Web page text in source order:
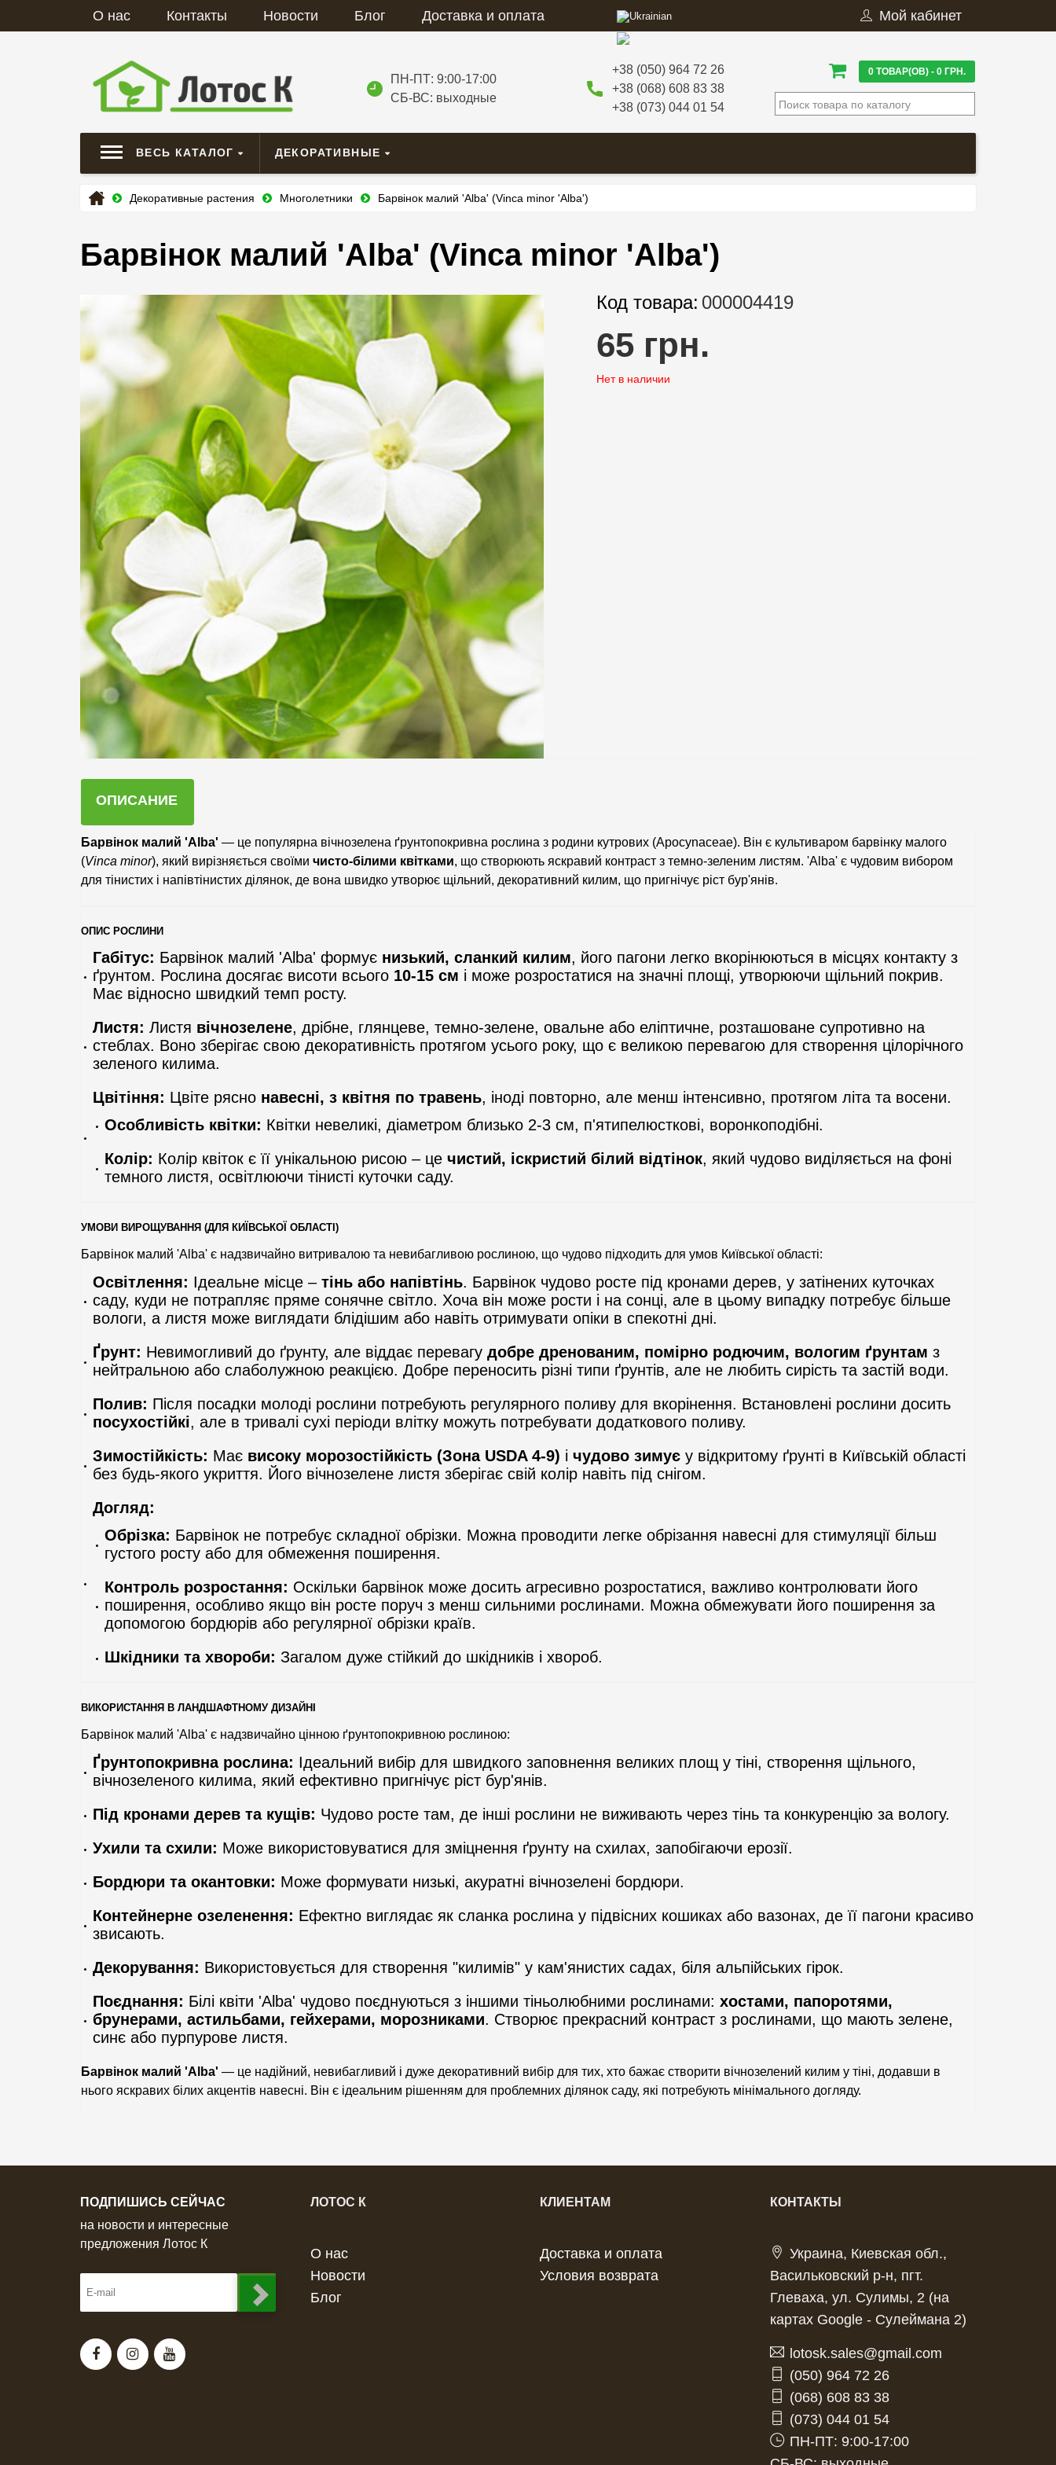
О нас Контакты Новости Блог Доставка и оплата Мой кабинет
ПН-ПТ: 9:00-17:00
СБ-ВС: выходные
+38 (050) 964 72 26
+38 (068) 608 83 38
+38 (073) 044 01 54
0 ТОВАР(ОВ) - 0 ГРН.
ВЕСЬ КАТАЛОГ ДЕКОРАТИВНЫЕ
Декоративные растения Многолетники Барвінок малий 'Alba' (Vinca minor 'Alba')
Барвінок малий 'Alba' (Vinca minor 'Alba')
Код товара: 000004419
65 грн.
Нет в наличии
ОПИСАНИЕ
Барвінок малий 'Alba' — це популярна вічнозелена ґрунтопокривна рослина з родини кутрових (Apocynaceae). Він є культиваром барвінку малого
(Vinca minor), який вирізняється своїми чисто-білими квітками, що створюють яскравий контраст з темно-зеленим листям. 'Alba' є чудовим вибором
для тінистих і напівтінистих ділянок, де вона швидко утворює щільний, декоративний килим, що пригнічує ріст бур'янів.
ОПИС РОСЛИНИ
Габітус: Барвінок малий 'Alba' формує низький, сланкий килим, його пагони легко вкорінюються в місцях контакту з
ґрунтом. Рослина досягає висоти всього 10-15 см і може розростатися на значні площі, утворюючи щільний покрив.
Має відносно швидкий темп росту.
Листя: Листя вічнозелене, дрібне, глянцеве, темно-зелене, овальне або еліптичне, розташоване супротивно на
стеблах. Воно зберігає свою декоративність протягом усього року, що є великою перевагою для створення цілорічного
зеленого килима.
Цвітіння: Цвіте рясно навесні, з квітня по травень, іноді повторно, але менш інтенсивно, протягом літа та восени.
Особливість квітки: Квітки невеликі, діаметром близько 2-3 см, п'ятипелюсткові, воронкоподібні.
Колір: Колір квіток є її унікальною рисою – це чистий, іскристий білий відтінок, який чудово виділяється на фоні
темного листя, освітлюючи тінисті куточки саду.
УМОВИ ВИРОЩУВАННЯ (ДЛЯ КИЇВСЬКОЇ ОБЛАСТІ)
Барвінок малий 'Alba' є надзвичайно витривалою та невибагливою рослиною, що чудово підходить для умов Київської області:
Освітлення: Ідеальне місце – тінь або напівтінь. Барвінок чудово росте під кронами дерев, у затінених куточках
саду, куди не потрапляє пряме сонячне світло. Хоча він може рости і на сонці, але в цьому випадку потребує більше
вологи, а листя може виглядати блідішим або навіть отримувати опіки в спекотні дні.
Ґрунт: Невимогливий до ґрунту, але віддає перевагу добре дренованим, помірно родючим, вологим ґрунтам з
нейтральною або слаболужною реакцією. Добре переносить різні типи ґрунтів, але не любить сирість та застій води.
Полив: Після посадки молоді рослини потребують регулярного поливу для вкорінення. Встановлені рослини досить
посухостійкі, але в тривалі сухі періоди влітку можуть потребувати додаткового поливу.
Зимостійкість: Має високу морозостійкість (Зона USDA 4-9) і чудово зимує у відкритому ґрунті в Київській області
без будь-якого укриття. Його вічнозелене листя зберігає свій колір навіть під снігом.
Догляд:
Обрізка: Барвінок не потребує складної обрізки. Можна проводити легке обрізання навесні для стимуляції більш
густого росту або для обмеження поширення.
Контроль розростання: Оскільки барвінок може досить агресивно розростатися, важливо контролювати його
поширення, особливо якщо він росте поруч з менш сильними рослинами. Можна обмежувати його поширення за
допомогою бордюрів або регулярної обрізки країв.
Шкідники та хвороби: Загалом дуже стійкий до шкідників і хвороб.
ВИКОРИСТАННЯ В ЛАНДШАФТНОМУ ДИЗАЙНІ
Барвінок малий 'Alba' є надзвичайно цінною ґрунтопокривною рослиною:
Ґрунтопокривна рослина: Ідеальний вибір для швидкого заповнення великих площ у тіні, створення щільного,
вічнозеленого килима, який ефективно пригнічує ріст бур'янів.
Під кронами дерев та кущів: Чудово росте там, де інші рослини не виживають через тінь та конкуренцію за вологу.
Ухили та схили: Може використовуватися для зміцнення ґрунту на схилах, запобігаючи ерозії.
Бордюри та окантовки: Може формувати низькі, акуратні вічнозелені бордюри.
Контейнерне озеленення: Ефектно виглядає як сланка рослина у підвісних кошиках або вазонах, де її пагони красиво
звисають.
Декорування: Використовується для створення "килимів" у кам'янистих садах, біля альпійських гірок.
Поєднання: Білі квіти 'Alba' чудово поєднуються з іншими тіньолюбними рослинами: хостами, папоротями,
брунерами, астильбами, гейхерами, морозниками. Створює прекрасний контраст з рослинами, що мають зелене,
синє або пурпурове листя.
Барвінок малий 'Alba' — це надійний, невибагливий і дуже декоративний вибір для тих, хто бажає створити вічнозелений килим у тіні, додавши в
нього яскравих білих акцентів навесні. Він є ідеальним рішенням для проблемних ділянок саду, які потребують мінімального догляду.
ПОДПИШИСЬ СЕЙЧАС
на новости и интересные
предложения Лотос К
ЛОТОС К
О нас
Новости
Блог
КЛИЕНТАМ
Доставка и оплата
Условия возврата
КОНТАКТЫ
Украина, Киевская обл.,
Васильковский р-н, пгт.
Глеваха, ул. Сулимы, 2 (на
картах Google - Сулеймана 2)
lotosk.sales@gmail.com
(050) 964 72 26
(068) 608 83 38
(073) 044 01 54
ПН-ПТ: 9:00-17:00